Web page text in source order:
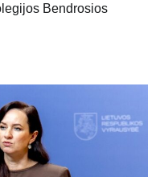
Bendrosios